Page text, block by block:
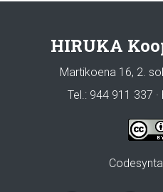
HIRUKA
Martikoena 16, 2.
Tel.: 944 911 337